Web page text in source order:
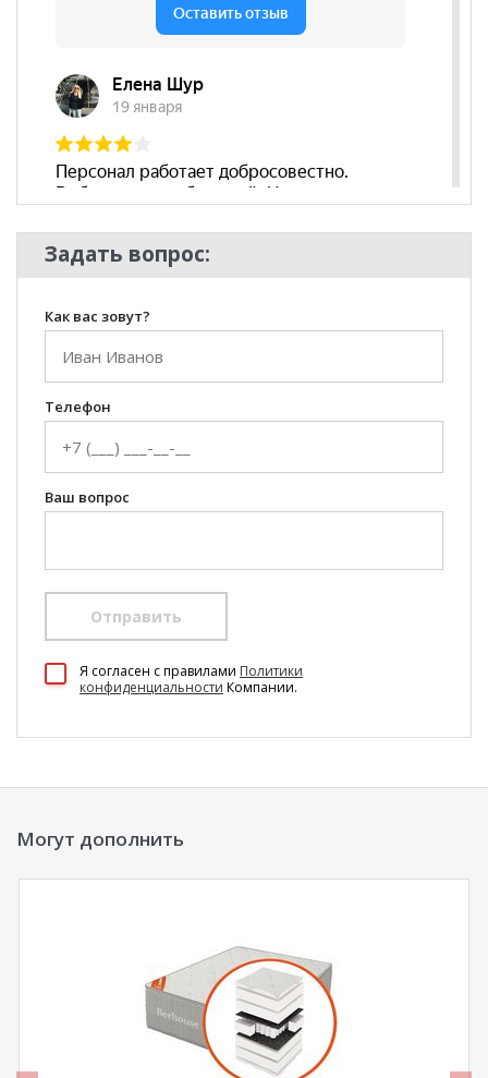
Задать вопрос:
Как вас зовут?
Телефон
Ваш вопрос
Отправить
Я согласен c правилами Политики
конфиденциальности Компании.
Могут дополнить